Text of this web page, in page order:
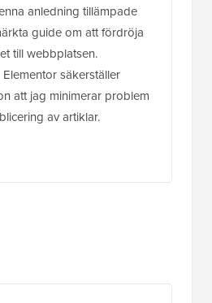
anledning tillämpade
guide om att fördröja
till webbplatsen.
säkerställer
att jag minimerar problem
av artiklar.